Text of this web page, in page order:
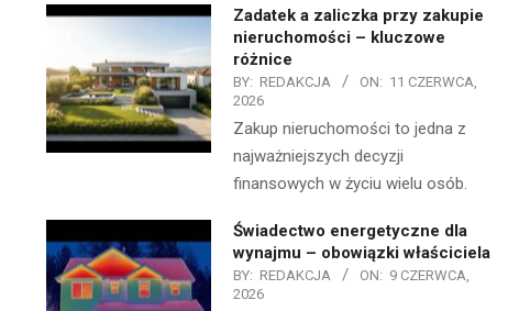
Zadatek a zaliczka przy zakupie
nieruchomości – kluczowe
różnice
BY: REDAKCJA ON: 11 CZERWCA,
2026
Zakup nieruchomości to jedna z
najważniejszych decyzji
finansowych w życiu wielu osób.
Świadectwo energetyczne dla
wynajmu – obowiązki właściciela
BY: REDAKCJA ON: 9 CZERWCA,
2026